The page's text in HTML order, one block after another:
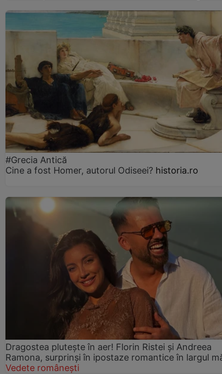
#Grecia Antică
Cine a fost Homer, autorul Odiseei? historia.ro
Dragostea plutește în aer! Florin Ristei și Andreea
Ramona, surprinși în ipostaze romantice în largul
Vedete românești